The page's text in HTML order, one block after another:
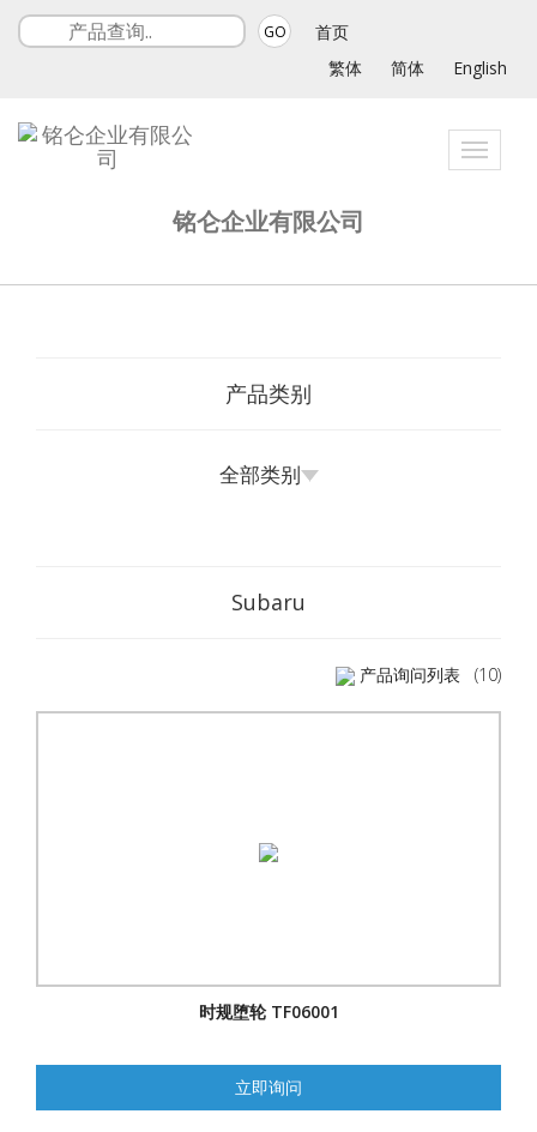
GO
首页
繁体
简体 English
Toggle
铭仑企业有限公司
产品类别
全部类别
Subaru
产品询问列表 (10)
时规堕轮 TF06001
立即询问